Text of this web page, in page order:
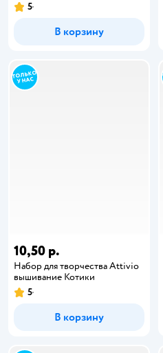
5
В корзину
10,50 р.
Набор для творчества Attivio
вышивание Котики
5
В корзину